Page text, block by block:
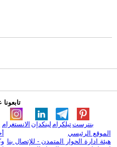
الانستغرام لينكدإن تيلكرامبنترست
الموقع الرئيسي
هيئة ادارة الحوار المتمدن - للإتصال بنا